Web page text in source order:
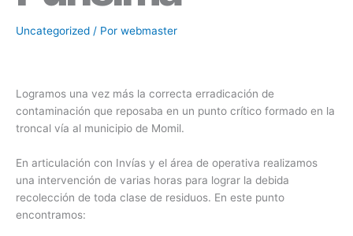
Uncategorized / Por webmaster
Logramos una vez más la correcta erradicación de
contaminación que reposaba en un punto crítico formado en la
troncal vía al municipio de Momil.
En articulación con Invías y el área de operativa realizamos
una intervención de varias horas para lograr la debida
recolección de toda clase de residuos. En este punto
encontramos: